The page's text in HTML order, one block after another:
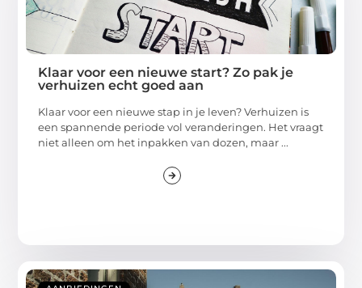
Klaar voor een nieuwe start? Zo pak je
verhuizen echt goed aan
Klaar voor een nieuwe stap in je leven? Verhuizen is
een spannende periode vol veranderingen. Het vraagt
niet alleen om het inpakken van dozen, maar ...